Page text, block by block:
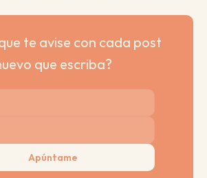
te avise con cada post
que escriba?
Apúntame